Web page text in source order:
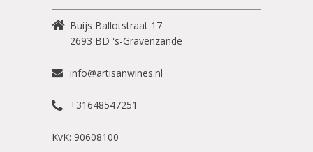
Buijs Ballotstraat 17
2693 BD 's-Gravenzande
info@artisanwines.nl
+31648547251
KvK: 90608100